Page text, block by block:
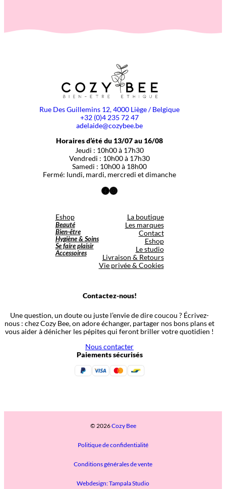
Rue Des Guillemins 12, 4000 Liège / Belgique
+32 (0)4 235 72 47
adelaide@cozybee.be
Horaires d’été du 13/07 au 16/08
Jeudi : 10h00 à 17h30
Vendredi : 10h00 à 17h30
Samedi : 10h00 à 18h00
Fermé: lundi, mardi, mercredi et dimanche
Facebook
Instagram
Eshop
Beauté
Bien-être
Hygiène & Soins
Se faire plaisir
Accessoires
La boutique
Les marques
Contact
Eshop
Le studio
Livraison & Retours
Vie privée & Cookies
Contactez-nous!
Une question, un doute ou juste l’envie de dire coucou ? Écrivez-
nous : chez Cozy Bee, on adore échanger, partager nos bons plans et
vous aider à dénicher les pépites qui feront briller votre quotidien !
Nous contacter
Paiements sécurisés
© 2026Cozy Bee
Politique de confidentialité
Conditions générales de vente
Webdesign: Tampala Studio